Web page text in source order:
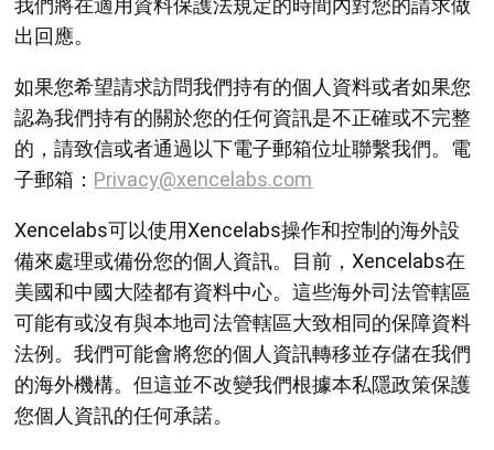
我們將在適用資料保護法規定的時間內對您的請求做
出回應。
如果您希望請求訪問我們持有的個人資料或者如果您
認為我們持有的關於您的任何資訊是不正確或不完整
的，請致信或者通過以下電子郵箱位址聯繫我們。電
子郵箱： Privacy@xencelabs.com
Xencelabs可以使用Xencelabs操作和控制的海外設
備來處理或備份您的個人資訊。目前，Xencelabs在
美國和中國大陸都有資料中心。這些海外司法管轄區
可能有或沒有與本地司法管轄區大致相同的保障資料
法例。我們可能會將您的個人資訊轉移並存儲在我們
的海外機構。但這並不改變我們根據本私隱政策保護
您個人資訊的任何承諾。